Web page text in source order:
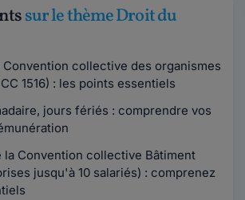
sur le thème Droit du
Convention collective des organismes
1516) : les points essentiels
jours fériés : comprendre vos
la Convention collective Bâtiment
jusqu'à 10 salariés) : comprenez